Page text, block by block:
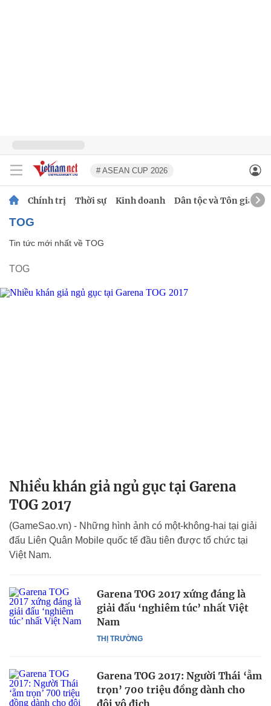
# ASEAN CUP 2026
Chính trị Thời sự Kinh doanh Dân tộc và Tôn giáo
TOG
Tin tức mới nhất về TOG
TOG
Nhiều khán giả ngủ gục tại Garena
TOG 2017
(GameSao.vn) - Những hình ảnh có một-không-hai tại giải
đấu Liên Quân Mobile quốc tế đầu tiên được tổ chức tại
Việt Nam.
THỊ TRƯỜNG
Garena TOG 2017 xứng đáng là
giải đấu ‘nghiêm túc’ nhất Việt
Nam
Garena TOG 2017: Người Thái ‘ẵm
trọn’ 700 triệu đồng dành cho
đội vô địch